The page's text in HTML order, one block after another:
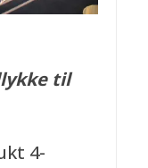
til
4-